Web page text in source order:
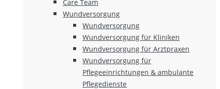
Care Team
Wundversorgung
Wundversorgung
Wundversorgung für Kliniken
Wundversorgung für Arztpraxen
Wundversorgung für
Pflegeeinrichtungen & ambulante
Pflegedienste